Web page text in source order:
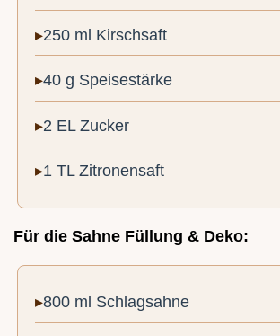
250 ml Kirschsaft
40 g Speisestärke
2 EL Zucker
1 TL Zitronensaft
Für die Sahne Füllung & Deko:
800 ml Schlagsahne